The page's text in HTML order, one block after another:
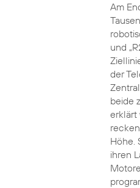
Am
und
der
beide
erklärt
Höhe.
ihren